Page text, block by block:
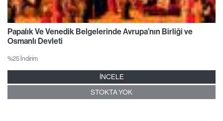
Papalık Ve Venedik Belgelerinde Avrupa’nın Birliği ve
Osmanlı Devleti
%25 İndirim
İNCELE
STOKTA YOK